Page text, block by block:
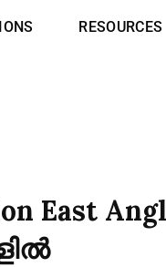
RESOURCES
East